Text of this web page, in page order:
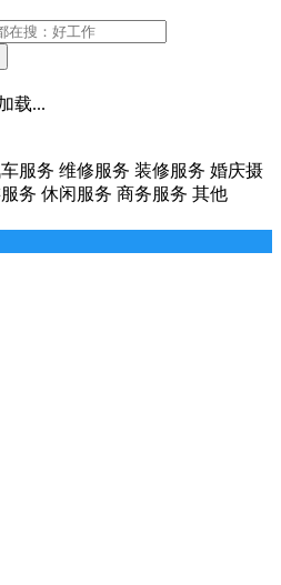
服务 维修服务 装修服务 婚庆摄
务 休闲服务 商务服务 其他
载...